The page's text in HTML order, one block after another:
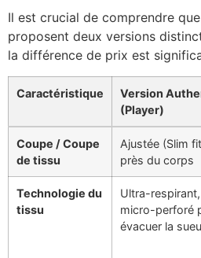
Il est crucial de comprendre
proposent deux versions
la différence de prix est
Caractéristique
Version
(Player)
Coupe / Coupe
de tissu
Ajustée (Slim
près du corps
Technologie du
tissu
Ultra-respirant,
micro-perforé
évacuer la